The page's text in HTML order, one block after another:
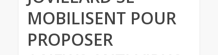
MOBILISENT POUR
PROPOSER